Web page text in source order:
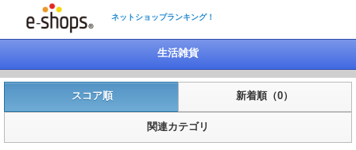
ネットショップランキング！
生活雑貨
スコア順 新着順（0）
関連カテゴリ